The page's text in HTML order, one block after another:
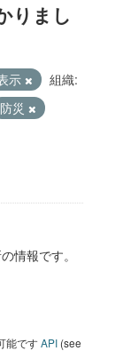
りまし
示
組織:
防災
情報です。
能ですAPI (see